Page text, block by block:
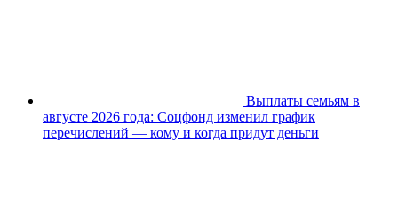
Выплаты семьям в
августе 2026 года: Соцфонд изменил график
перечислений — кому и когда придут деньги